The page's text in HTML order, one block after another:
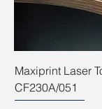
Maxiprint Laser
CF230A/051